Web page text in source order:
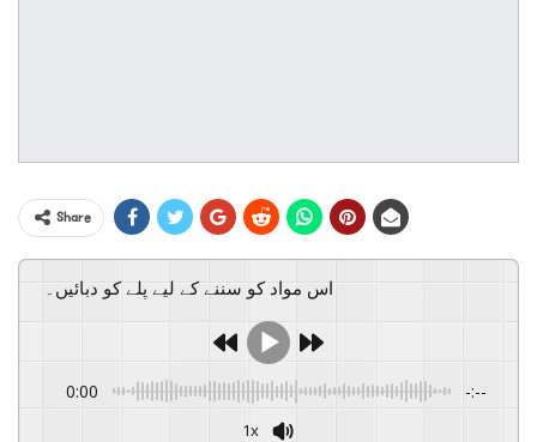
Share
اس مواد کو سننے کے لیے پلے کو دبائیں۔
0:00 -:--
1x